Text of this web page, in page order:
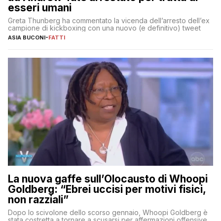
esseri umani
Greta Thunberg ha commentato la vicenda dell’arresto dell’ex
campione di kickboxing con una nuovo (e definitivo) tweet
ASIA BUCONI-FATTI
La nuova gaffe sull’Olocausto di Whoopi
Goldberg: “Ebrei uccisi per motivi fisici,
non razziali”
Dopo lo scivolone dello scorso gennaio, Whoopi Goldberg è